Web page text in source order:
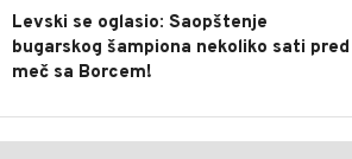
Levski se oglasio: Saopštenje
bugarskog šampiona nekoliko sati pred
meč sa Borcem!